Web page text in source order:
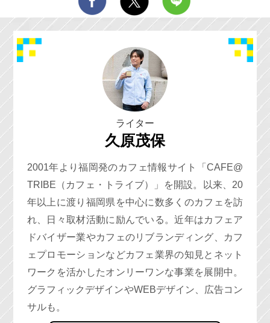
ライター
久原茂保
2001年より福岡発のカフェ情報サイト「CAFE@
TRIBE（カフェ・トライブ）」を開設。以来、20
年以上に渡り福岡県を中心に数多くのカフェを訪
れ、日々取材活動に励んでいる。近年はカフェア
ドバイザー業やカフェのリブランディング、カフ
ェプロモーションなどカフェ業界の知見とネット
ワークを活かしたオンリーワンな事業を展開中。
グラフィックデザインやWEBデザイン、広告コン
サルも。